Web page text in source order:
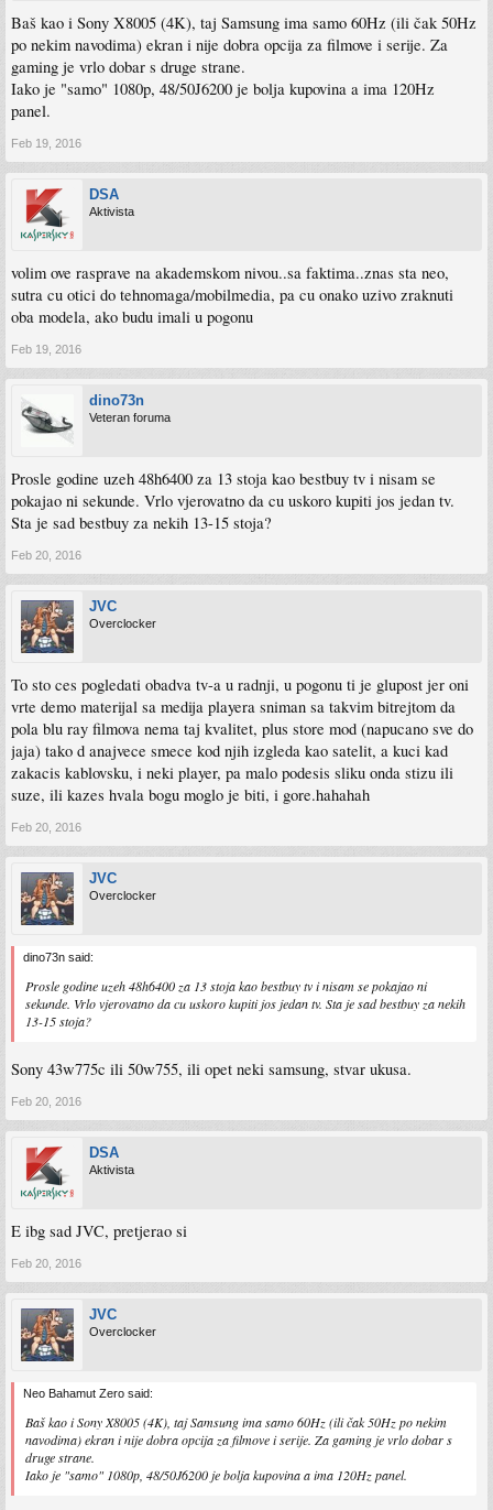
Baš kao i Sony X8005 (4K), taj Samsung ima samo 60Hz (ili čak 50Hz
po nekim navodima) ekran i nije dobra opcija za filmove i serije. Za
gaming je vrlo dobar s druge strane.
Iako je "samo" 1080p, 48/50J6200 je bolja kupovina a ima 120Hz
panel.
Feb 19, 2016
DSA
Aktivista
volim ove rasprave na akademskom nivou..sa faktima..znas sta neo,
sutra cu otici do tehnomaga/mobilmedia, pa cu onako uzivo zraknuti
oba modela, ako budu imali u pogonu
Feb 19, 2016
dino73n
Veteran foruma
Prosle godine uzeh 48h6400 za 13 stoja kao bestbuy tv i nisam se
pokajao ni sekunde. Vrlo vjerovatno da cu uskoro kupiti jos jedan tv.
Sta je sad bestbuy za nekih 13-15 stoja?
Feb 20, 2016
JVC
Overclocker
To sto ces pogledati obadva tv-a u radnji, u pogonu ti je glupost jer oni
vrte demo materijal sa medija playera sniman sa takvim bitrejtom da
pola blu ray filmova nema taj kvalitet, plus store mod (napucano sve do
jaja) tako d anajvece smece kod njih izgleda kao satelit, a kuci kad
zakacis kablovsku, i neki player, pa malo podesis sliku onda stizu ili
suze, ili kazes hvala bogu moglo je biti, i gore.hahahah
Feb 20, 2016
JVC
Overclocker
dino73n said:
Prosle godine uzeh 48h6400 za 13 stoja kao bestbuy tv i nisam se pokajao ni
sekunde. Vrlo vjerovatno da cu uskoro kupiti jos jedan tv. Sta je sad bestbuy za nekih
13-15 stoja?
Sony 43w775c ili 50w755, ili opet neki samsung, stvar ukusa.
Feb 20, 2016
DSA
Aktivista
E ibg sad JVC, pretjerao si
Feb 20, 2016
JVC
Overclocker
Neo Bahamut Zero said:
Baš kao i Sony X8005 (4K), taj Samsung ima samo 60Hz (ili čak 50Hz po nekim
navodima) ekran i nije dobra opcija za filmove i serije. Za gaming je vrlo dobar s
druge strane.
Iako je "samo" 1080p, 48/50J6200 je bolja kupovina a ima 120Hz panel.